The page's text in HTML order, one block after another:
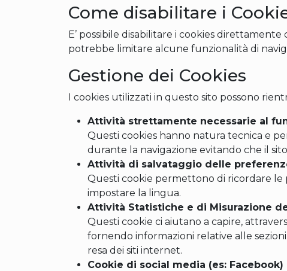
Come disabilitare i
E’ possibile disabilitare i cookies
potrebbe limitare alcune funzionalità di
Gestione dei Cookies
I cookies utilizzati in questo sito possono
Attività strettamente necessarie al
Questi cookies hanno natura tecnica e
durante la navigazione evitando che il
Attività di salvataggio delle
Questi cookie permettono di ricordare le
impostare la lingua.
Attività Statistiche e di Misurazione
Questi cookie ci aiutano a capire,
fornendo informazioni relative alle
resa dei siti internet.
Cookie di social media (es: Facebook)